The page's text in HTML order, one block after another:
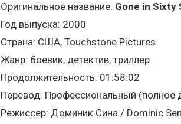
Оригинальное название: Gone in Sixty
Год выпуска: 2000
Страна: США, Touchstone Pictures
Жанр: боевик, детектив, триллер
Продолжительность: 01:58:02
Перевод: Профессиональный (полное
Режиссер: Доминик Сина / Dominic